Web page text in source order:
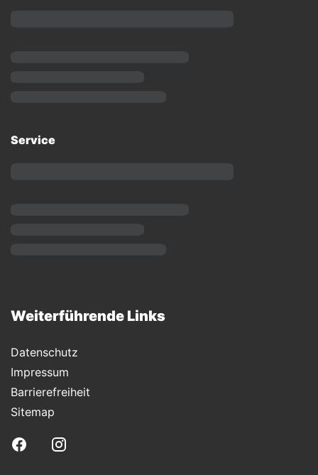
Service
Weiterführende Links
Datenschutz
Impressum
Barrierefreiheit
Sitemap